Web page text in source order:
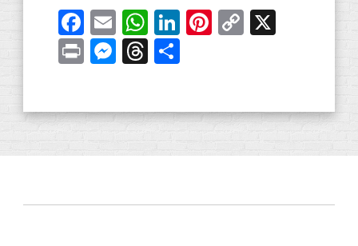
Facebook
EmailWhatsApp
LinkedIn
Pinterest
Copy
PrintMessenger
Threads